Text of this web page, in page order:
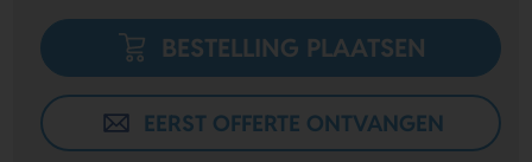
BESTELLING PLAATSEN
EERST OFFERTE ONTVANGEN